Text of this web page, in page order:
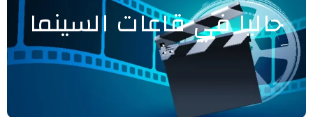
حاليا في قاعات السينما